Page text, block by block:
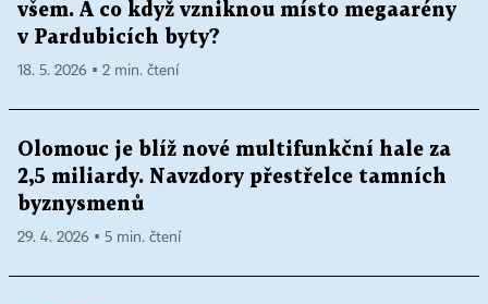
všem. A co když vzniknou místo megaarény
v Pardubicích byty?
18. 5. 2026 ▪ 2 min. čtení
Olomouc je blíž nové multifunkční hale za
2,5 miliardy. Navzdory přestřelce tamních
byznysmenů
29. 4. 2026 ▪ 5 min. čtení